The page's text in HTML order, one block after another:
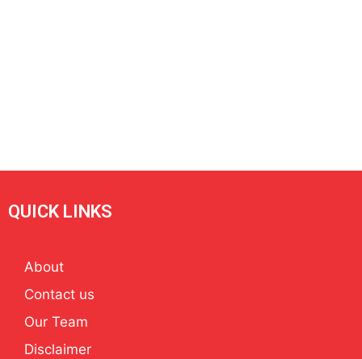
QUICK LINKS
About
Contact us
Our Team
Disclaimer